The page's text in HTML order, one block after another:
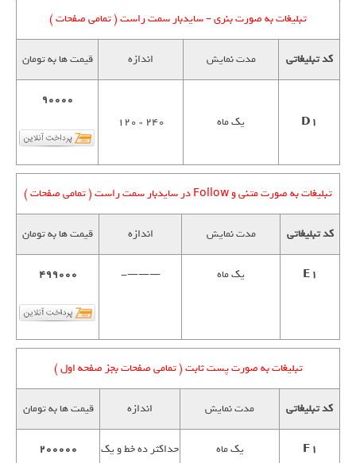
تبلیغات به صورت بنری – سایدبار سمت راست ( تمامی صفحات )
کد تبلیغاتی مدت نمایش اندازه قیمت ها به تومان
D1 یک ماه 240 * 120
90000
تبلیغات به صورت متنی و Follow در سایدبار سمت راست ( تمامی صفحات )
کد تبلیغاتی مدت نمایش اندازه قیمت ها به تومان
E1 یک ماه ———-
499000
تبلیغات به صورت پست ثابت ( تمامی صفحات بجز صفحه اول )
کد تبلیغاتی مدت نمایش اندازه قیمت ها به تومان
F1 یک ماه
حداکثر ده خط و یک
200000